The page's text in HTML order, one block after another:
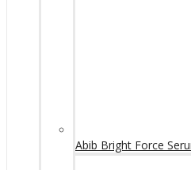
Abib Bright Force